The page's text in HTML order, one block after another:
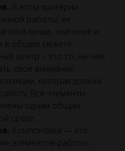
В этом критерии
работы, ее
линии, значение и
в общем сюжете.
центр – это то, на чем
свое внимание.
которая должна
Все элементы
одним общим
среде.
Компоновка — это
элементов работы,